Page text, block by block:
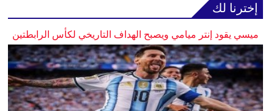
إخترنا لك
ميسي يقود إنتر ميامي ويصبح الهداف التاريخي لكأس الرابطتين